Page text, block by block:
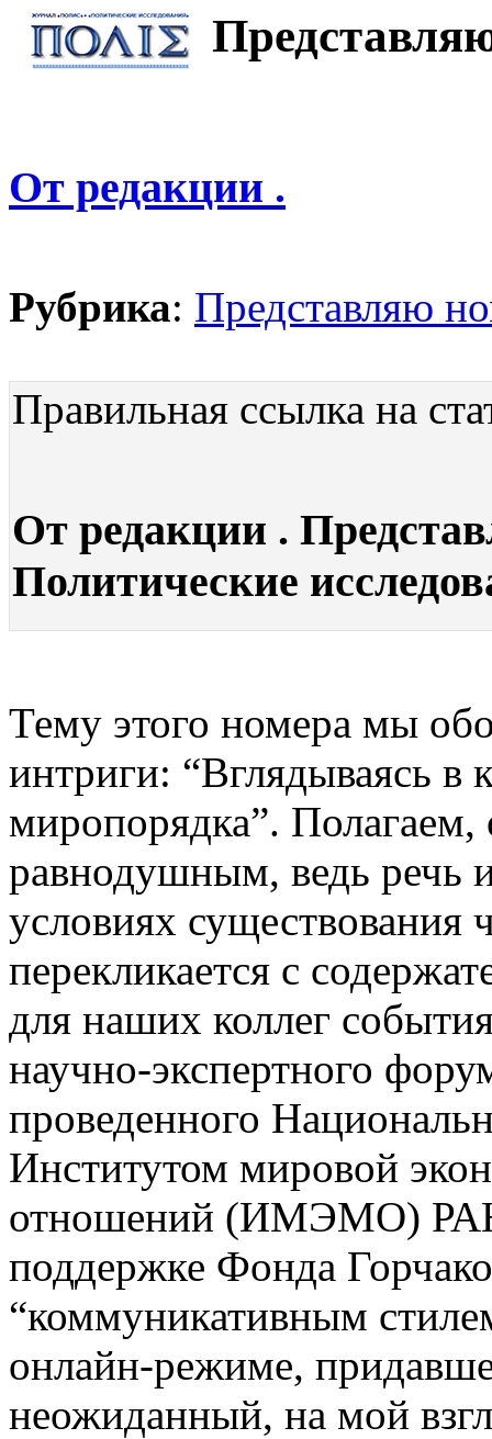
От редакции .
Рубрика: Представляю
Правильная ссылка на
От редакции .
Политические
Тему этого номера мы
интриги: “Вглядываясь в
миропорядка”. Полагаем,
равнодушным, ведь речь
условиях существования
перекликается с
для наших коллег
научно-экспертного
проведенного
Институтом мировой
отношений (ИМЭМО) РАН
поддержке Фонда
“коммуникативным
онлайн-режиме,
неожиданный, на мой